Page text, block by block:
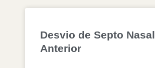
Desvio de Septo Nasal
Anterior